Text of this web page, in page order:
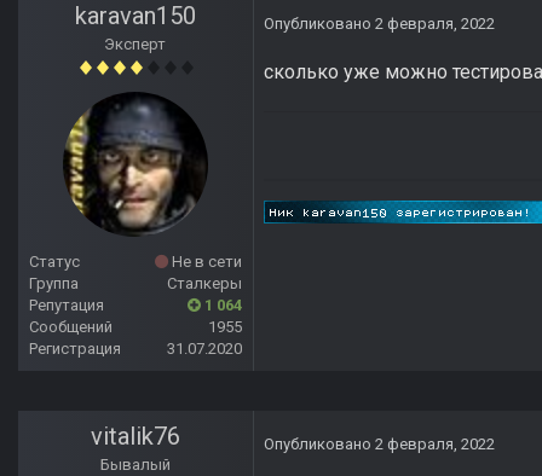
karavan150
Эксперт
Статус
Не в сети
Группа
Сталкеры
Репутация
1 064
Сообщений
1955
Регистрация
31.07.2020
Опубликовано 2 февраля, 2022
сколько уже можно
vitalik76
Бывалый
Опубликовано 2 февраля, 2022